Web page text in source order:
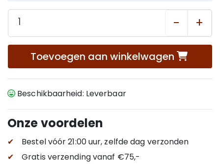
- +
Toevoegen aan winkelwagen
Beschikbaarheid: Leverbaar
Onze voordelen
✔
Bestel vóór 21:00 uur, zelfde dag verzonden
✔
Gratis verzendingvanaf €75,-